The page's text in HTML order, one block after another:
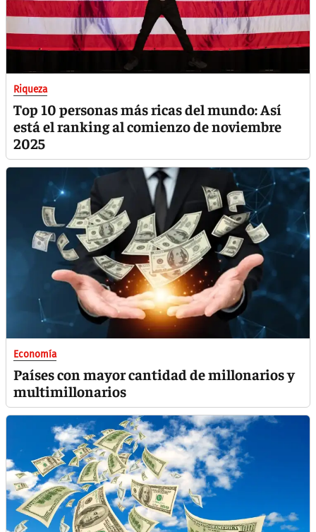
Riqueza
Top 10 personas más ricas del mundo: Así
está el ranking al comienzo de noviembre
2025
Economía
Países con mayor cantidad de millonarios y
multimillonarios